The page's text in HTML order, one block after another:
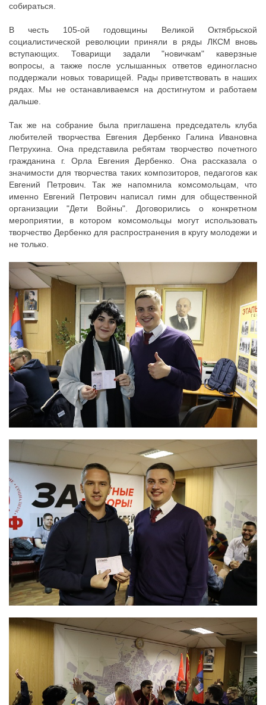
Вход
собираться.
В честь 105-ой годовщины Великой Октябрьской
социалистической революции приняли в ряды ЛКСМ вновь
вступающих. Товарищи задали "новичкам" каверзные
вопросы, а также после услышанных ответов единогласно
поддержали новых товарищей. Рады приветствовать в наших
рядах. Мы не останавливаемся на достигнутом и работаем
дальше.
Так же на собрание была приглашена председатель клуба
любителей творчества Евгения Дербенко Галина Ивановна
Петрухина. Она представила ребятам творчество почетного
гражданина г. Орла Евгения Дербенко. Она рассказала о
значимости для творчества таких композиторов, педагогов как
Евгений Петрович. Так же напомнила комсомольцам, что
именно Евгений Петрович написал гимн для общественной
организации "Дети Войны". Договорились о конкретном
мероприятии, в котором комсомольцы могут использовать
творчество Дербенко для распространения в кругу молодежи и
не только.